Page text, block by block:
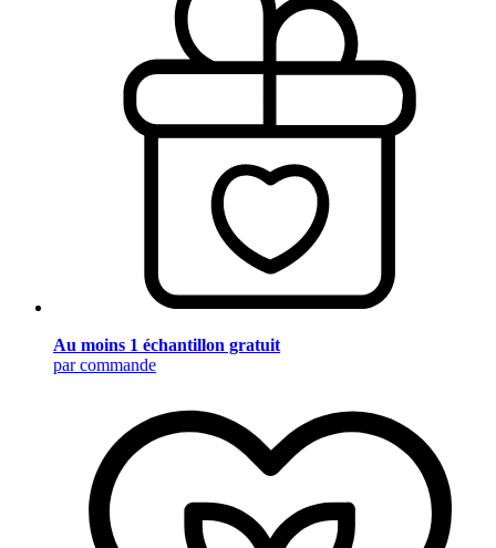
Au moins 1 échantillon gratuit
par commande